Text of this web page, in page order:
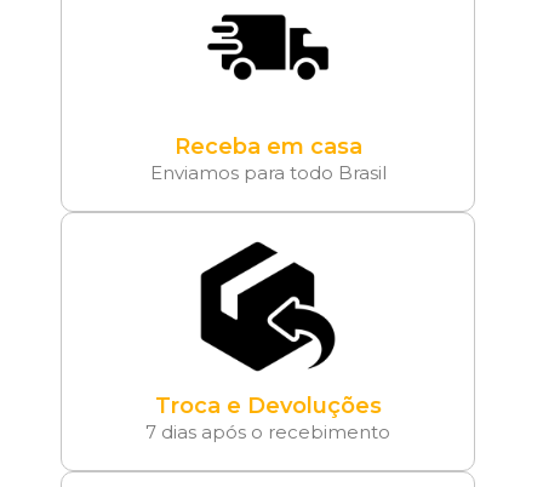
Receba em casa
Enviamos para todo Brasil
Troca e Devoluções
7 dias após o recebimento